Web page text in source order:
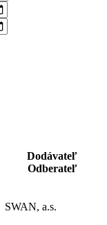
Dodávateľ
Odberateľ
SWAN, a.s.